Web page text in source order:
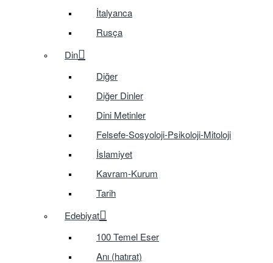
İtalyanca
Rusça
Din
Diğer
Diğer Dinler
Dini Metinler
Felsefe-Sosyoloji-Psikoloji-Mitoloji
İslamiyet
Kavram-Kurum
Tarih
Edebiyat
100 Temel Eser
Anı (hatırat)